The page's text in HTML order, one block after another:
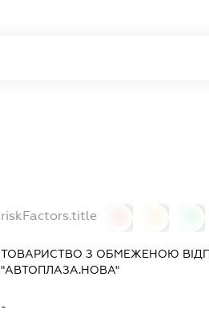
riskFactors.title
ТОВАРИСТВО З ОБМЕЖЕНОЮ
"АВТОПЛАЗА.НОВА"
-